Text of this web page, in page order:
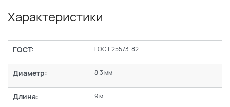
Характеристики
ГОСТ: ГОСТ 25573-82
Диаметр: 8.3 мм
Длина: 9 м